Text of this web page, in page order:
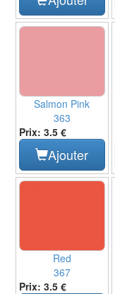
Salmon Pink
363
Prix: 3.5 €
Ajouter
Red
367
Prix: 3.5 €